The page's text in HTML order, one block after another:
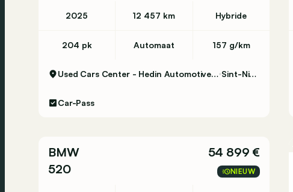
2025 12 457 km Hybride
204 pk Automaat 157 g/km
Used Cars Center - Hedin Automotive Sint-Niklaas Sint-Niklaas
Car-Pass
BMW
520
54 899 €
NIEUW